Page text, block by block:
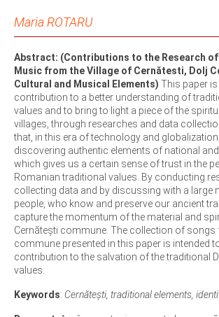
Maria ROTARU
Abstract: (Contributions to the Research
Music from the Village of Cernătesti, Dolj
Cultural and Musical Elements) This paper
contribution to a better understanding of
values and to bring to light a piece of the
villages, through researches and data
that, in this era of technology and globalization,
discovering authentic elements of national
which gives us a certain sense of trust in the
Romanian traditional values. By conducting
collecting data and by discussing with a large
people, who know and preserve our ancient
capture the momentum of the material and
Cernăteşti commune. The collection of songs
commune presented in this paper is intended
contribution to the salvation of the traditional
values.
Keywords: Cernătești, traditional elements,